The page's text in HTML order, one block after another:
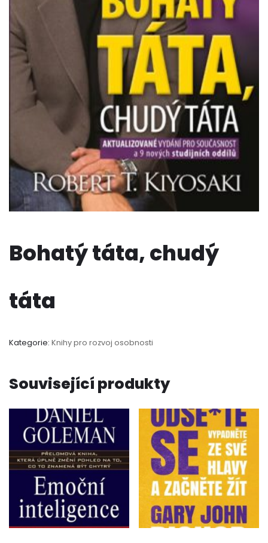
Bohatý táta, chudý
táta
Kategorie: Knihy pro rozvoj osobnosti
Související produkty